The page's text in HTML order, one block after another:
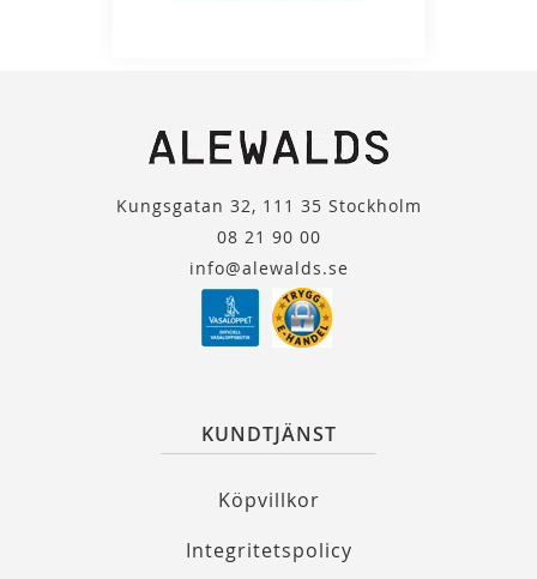
Kungsgatan 32, 111 35 Stockholm
08 21 90 00
info@alewalds.se
KUNDTJÄNST
Köpvillkor
Integritetspolicy